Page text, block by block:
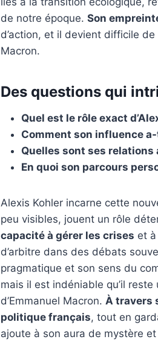
de notre époque. Son
d’action, et il devient difficile de
Macron.
Des questions qui
Quel est le rôle exact
Comment son influence
Quelles sont ses relations
En quoi son parcours
Alexis Kohler incarne cette
peu visibles, jouent un rôle
capacité à gérer les crises et
d’arbitre dans des débats
pragmatique et son sens du
mais il est indéniable qu’il
d’Emmanuel Macron. À travers
politique français, tout en
ajoute à son aura de mystère et